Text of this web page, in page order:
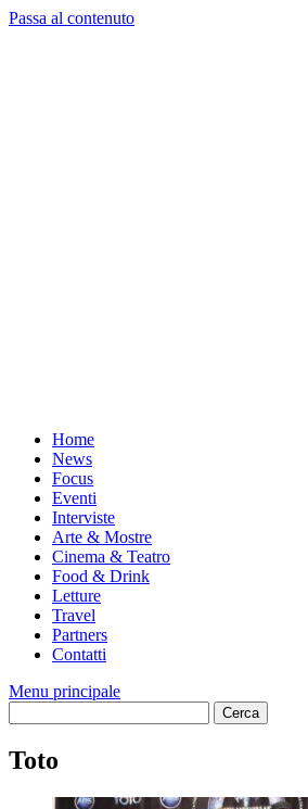
Passa al contenuto
Home
News
Focus
Eventi
Interviste
Arte & Mostre
Cinema & Teatro
Food & Drink
Letture
Travel
Partners
Contatti
Menu principale
Toto